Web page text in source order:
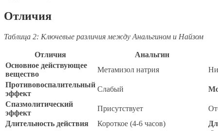
Отличия
Таблица 2: Ключевые различия между Анальгином и Найзом
Отличия
Анальгин
Основное действующее
вещество
Метамизол натрия
Противовоспалительный
эффект
Слабый
Спазмолитический
эффект
Присутствует
Длительность действия
Короткое (4-6 часов)